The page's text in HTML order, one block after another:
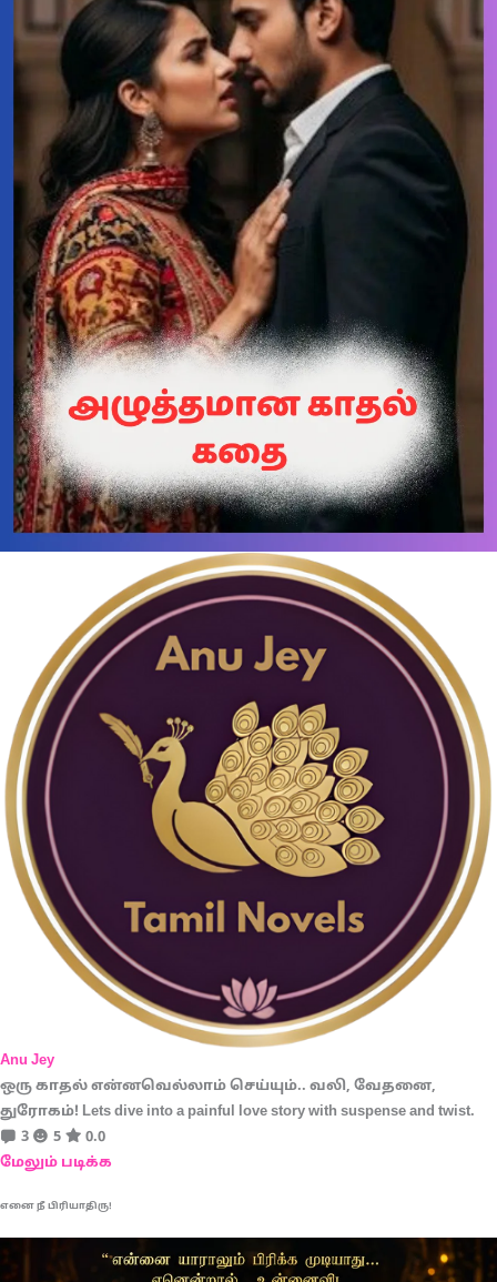
Anu Jey
ஒரு காதல் என்னவெல்லாம் செய்யும்.. வலி, வேதனை,
துரோகம்! Lets dive into a painful love story with suspense and twist.
3
5
0.0
மேலும் படிக்க
எனை நீ பிரியாதிரு!